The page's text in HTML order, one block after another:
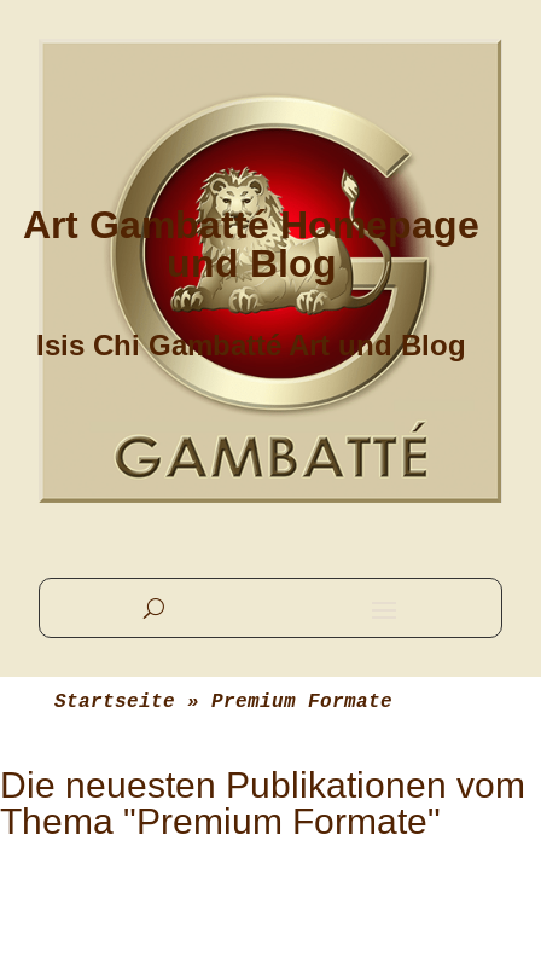
Art Gambatté Homepage
und Blog
Isis Chi Gambatté Art und Blog
Startseite » Premium Formate
Die neuesten Publikationen vom
Thema "Premium Formate"